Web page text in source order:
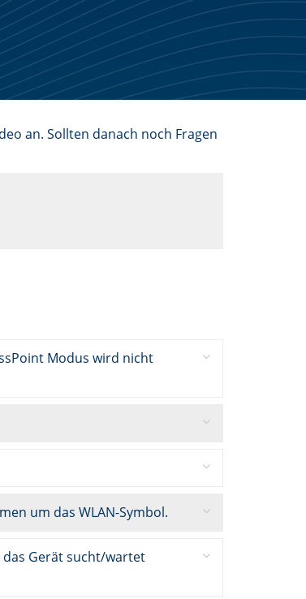
an. Sollten danach noch Fragen
Modus wird nicht
um das WLAN-Symbol.
das Gerät sucht/wartet